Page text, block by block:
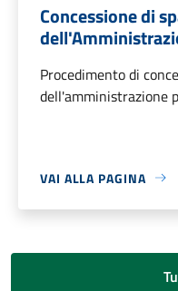
Concessione di
Procedimento di
dell'amministrazione
VAI ALLA PAGINA